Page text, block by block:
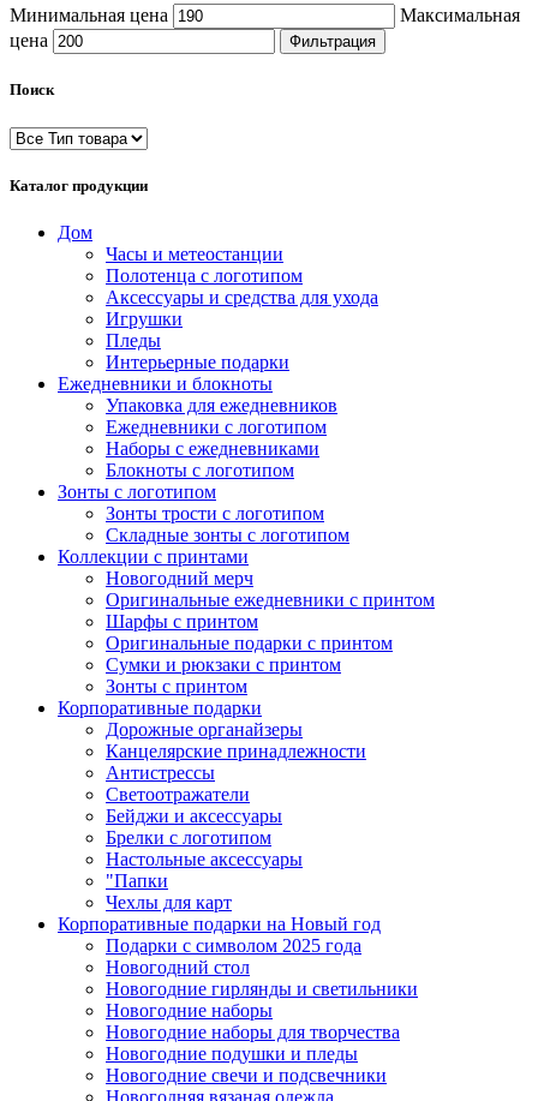
Минимальная цена
Максимальная
цена
Фильтрация
Поиск
Каталог продукции
Дом
Часы и метеостанции
Полотенца с логотипом
Аксессуары и средства для ухода
Игрушки
Пледы
Интерьерные подарки
Ежедневники и блокноты
Упаковка для ежедневников
Ежедневники с логотипом
Наборы с ежедневниками
Блокноты с логотипом
Зонты с логотипом
Зонты трости с логотипом
Складные зонты с логотипом
Коллекции с принтами
Новогодний мерч
Оригинальные ежедневники с принтом
Шарфы с принтом
Оригинальные подарки с принтом
Сумки и рюкзаки с принтом
Зонты с принтом
Корпоративные подарки
Дорожные органайзеры
Канцелярские принадлежности
Антистрессы
Светоотражатели
Бейджи и аксессуары
Брелки с логотипом
Настольные аксессуары
"Папки
Чехлы для карт
Корпоративные подарки на Новый год
Подарки с символом 2025 года
Новогодний стол
Новогодние гирлянды и светильники
Новогодние наборы
Новогодние наборы для творчества
Новогодние подушки и пледы
Новогодние свечи и подсвечники
Новогодняя вязаная одежда